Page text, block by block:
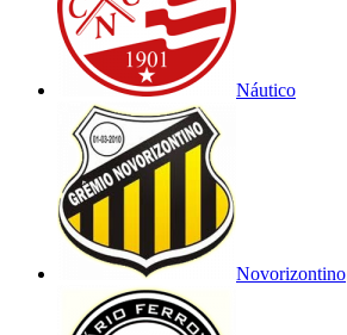
Náutico
Novorizontino